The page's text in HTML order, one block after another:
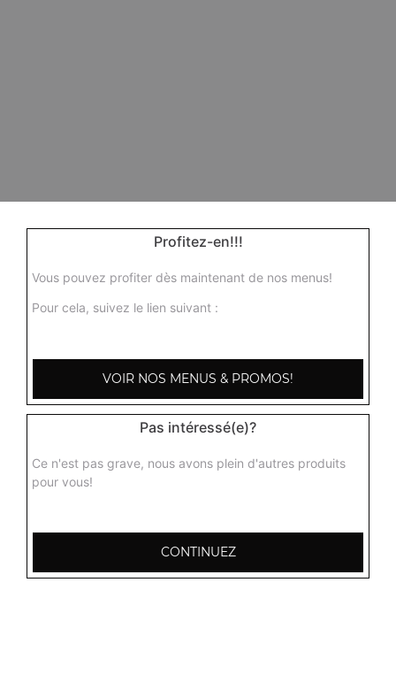
Profitez-en!!!
Vous pouvez profiter dès maintenant de nos menus!
Pour cela, suivez le lien suivant :
VOIR NOS MENUS & PROMOS!
Pas intéressé(e)?
Ce n'est pas grave, nous avons plein d'autres produits
pour vous!
CONTINUEZ